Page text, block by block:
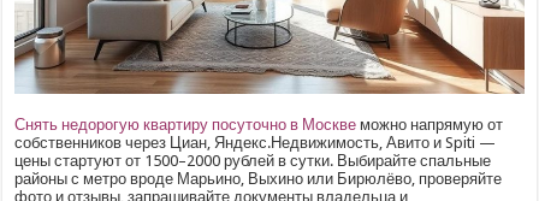
Снять недорогую квартиру посуточно в Москве можно напрямую от
собственников через Циан, Яндекс.Недвижимость, Авито и Spiti —
цены стартуют от 1500–2000 рублей в сутки. Выбирайте спальные
районы с метро вроде Марьино, Выхино или Бирюлёво, проверяйте
фото и отзывы, запрашивайте документы владельца и